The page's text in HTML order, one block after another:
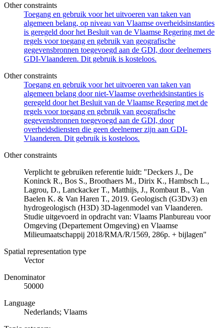
Other constraints
Toegang en gebruik voor het uitvoeren van taken van
algemeen belang, op niveau van Vlaamse overheidsinstanties
is geregeld door het Besluit van de Vlaamse Regering met de
regels voor toegang en gebruik van geografische
gegevensbronnen toegevoegd aan de GDI, door deelnemers
GDI-Vlaanderen. Dit gebruik is kosteloos.
Other constraints
Toegang en gebruik voor het uitvoeren van taken van
algemeen belang door niet-Vlaamse overheidsinstanties is
geregeld door het Besluit van de Vlaamse Regering met de
regels voor toegang en gebruik van geografische
gegevensbronnen toegevoegd aan de GDI, door
overheidsdiensten die geen deelnemer zijn aan GDI-
Vlaanderen. Dit gebruik is kosteloos.
Other constraints
Verplicht te gebruiken referentie luidt: "Deckers J., De
Koninck R., Bos S., Broothaers M., Dirix K., Hambsch L.,
Lagrou, D., Lanckacker T., Matthijs, J., Rombaut B., Van
Baelen K. & Van Haren T., 2019. Geologisch (G3Dv3) en
hydrogeologisch (H3D) 3D-lagenmodel van Vlaanderen.
Studie uitgevoerd in opdracht van: Vlaams Planbureau voor
Omgeving (Departement Omgeving) en Vlaamse
Milieumaatschappij 2018/RMA/R/1569, 286p. + bijlagen"
Spatial representation type
Vector
Denominator
50000
Language
Nederlands; Vlaams